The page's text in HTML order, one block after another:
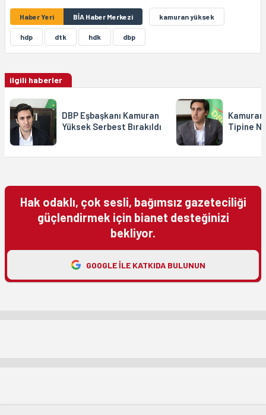
Haber Yeri BİA Haber Merkezi kamuran yüksek
hdp dtk hdk dbp
ilgili haberler
DBP Eşbaşkanı Kamuran
Yüksek Serbest Bırakıldı
Tipine
Hak odaklı, çok sesli, bağımsız gazeteciliği
güçlendirmek için bianet desteğinizi
bekliyor.
GOOGLE ILE KATKIDA BULUNUN